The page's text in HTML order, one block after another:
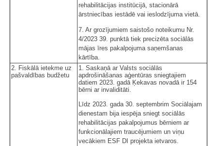
rehabilitācijas institūcijā, stacionārā
ārstniecības iestādē vai ieslodzījuma vietā.
7. Ar grozījumiem saistošo noteikumu Nr.
4/2023 39. punktā tiek precizēta sociālās
mājas īres pakalpojuma saņemšanas
kārtība.
2. Fiskālā ietekme uz
pašvaldības budžetu
1. Saskaņā ar Valsts sociālās
apdrošināšanas aģentūras sniegtajiem
datiem 2023. gadā Ķekavas novadā ir 154
bērni ar invaliditāti.
Līdz 2023. gada 30. septembrim Sociālajam
dienestam bija iespēja sniegt sociālās
rehabilitācijas pakalpojumus bērniem ar
funkcionālajiem traucējumiem un viņu
vecākiem ESF DI projekta ietvaros.